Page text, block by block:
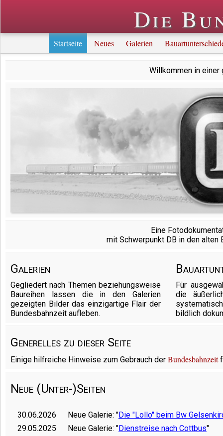
Die
Startseite Neues Galerien
Willkommen in
Eine
mit Schwerpunkt DB in den
Galerien
Gegliedert nach Themen beziehungsweise
Baureihen lassen die in den Galerien
gezeigten Bilder das einzigartige Flair der
Bundesbahnzeit aufleben.
Für
die
bildlich
Generelles zu dieser Seite
Einige hilfreiche Hinweise zum Gebrauch der Bundesbahnzeit
Neue (Unter-)Seiten
30.06.2026 Neue Galerie: "Die "Lollo" beim Bw
29.05.2025
Neue Galerie: "Dienstreise nach Cottbus"